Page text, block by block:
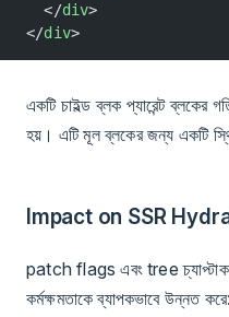
  </
div>
</div>
একটি চাইল্ড ব্লক প্যারেন্ট ব্লকের
হয়। এটি মূল ব্লকের জন্য একটি
Impact on SSR
patch flags এবং tree
কর্মক্ষমতাকে ব্যাপকভাবে উন্নত করে: